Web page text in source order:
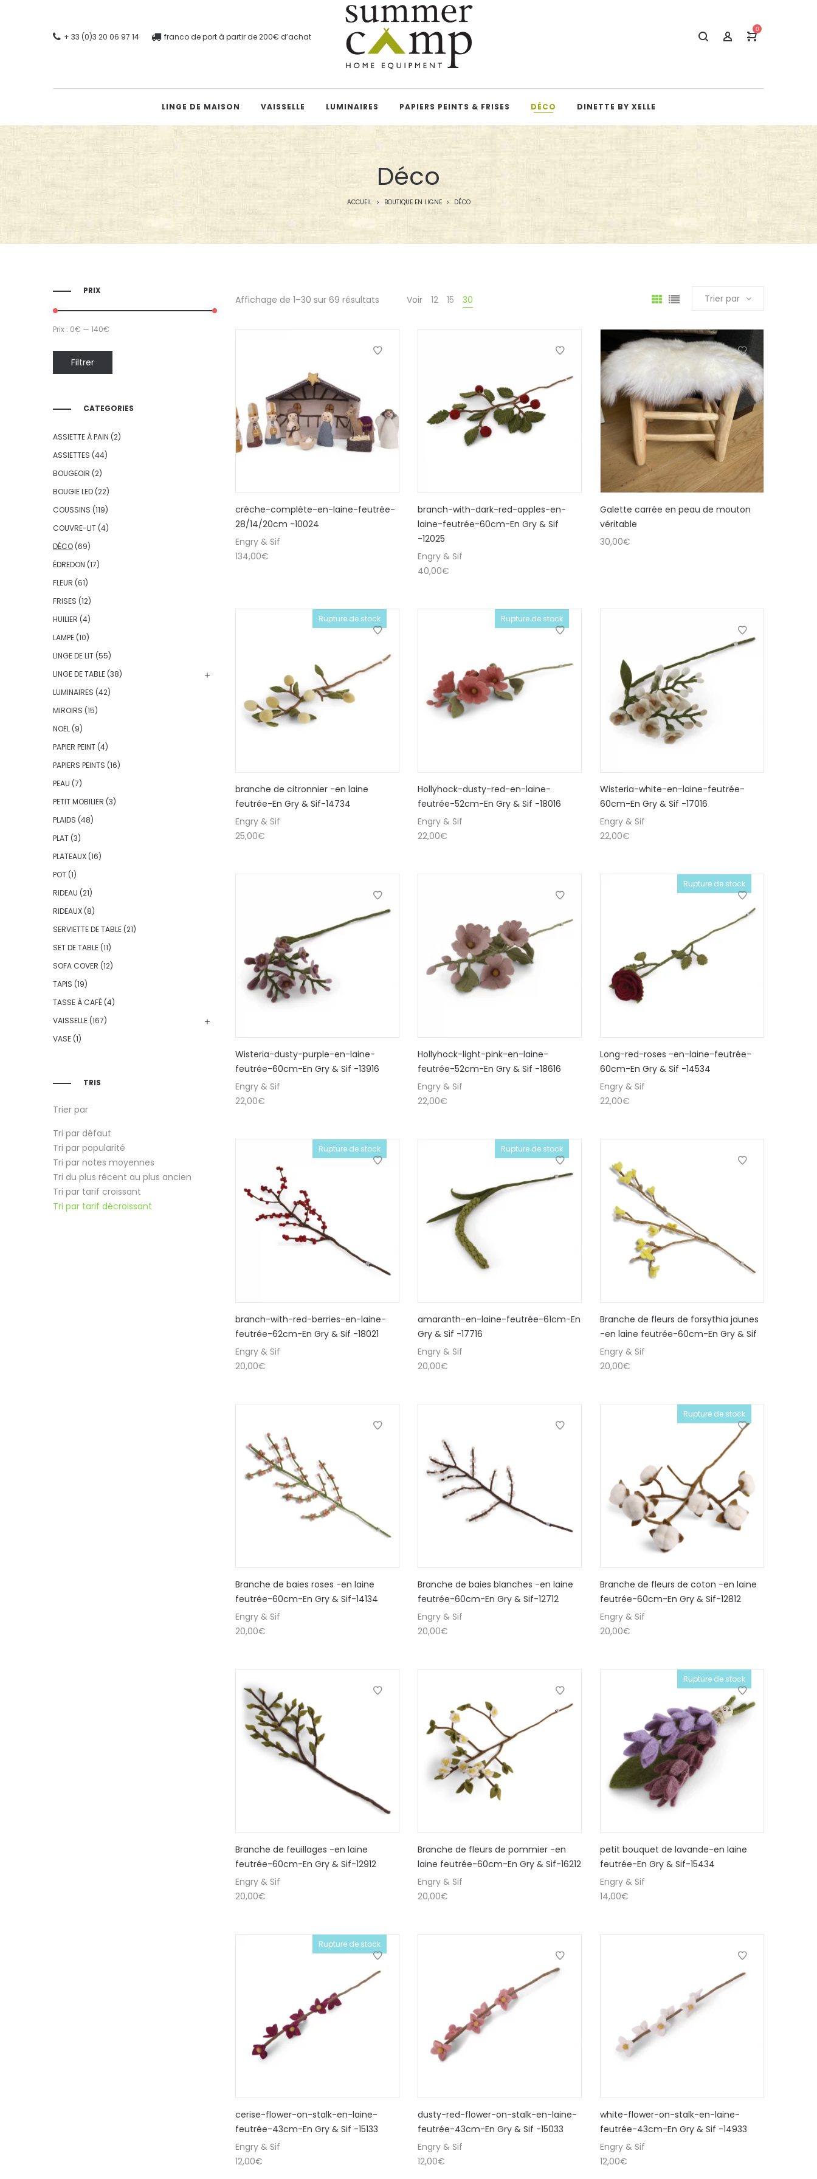
+ 33 (0)3 20 06 97 14 franco de port à partir de 200€ d’achat
0
LINGE DE MAISON VAISSELLE LUMINAIRES PAPIERS PEINTS & FRISES DÉCO DINETTE BY XELLE
Déco
ACCUEIL BOUTIQUE EN LIGNE DÉCO
Affichage de 1–30 sur 69 résultats Voir 12 15 30 Trier par
créche-complète-en-laine-feutrée-
28/14/20cm -10024
Engry & Sif
134,00€
branch-with-dark-red-apples-en-
laine-feutrée-60cm-En Gry & Sif
-12025
Engry & Sif
40,00€
Galette carrée en peau de mouton
véritable
30,00€
Rupture de stock
branche de citronnier -en laine
feutrée-En Gry & Sif-14734
Engry & Sif
25,00€
Rupture de stock
Hollyhock-dusty-red-en-laine-
feutrée-52cm-En Gry & Sif -18016
Engry & Sif
22,00€
Wisteria-white-en-laine-feutrée-
60cm-En Gry & Sif -17016
Engry & Sif
22,00€
Wisteria-dusty-purple-en-laine-
feutrée-60cm-En Gry & Sif -13916
Engry & Sif
22,00€
Hollyhock-light-pink-en-laine-
feutrée-52cm-En Gry & Sif -18616
Engry & Sif
22,00€
Rupture de stock
Long-red-roses -en-laine-feutrée-
60cm-En Gry & Sif -14534
Engry & Sif
22,00€
Rupture de stock
branch-with-red-berries-en-laine-
feutrée-62cm-En Gry & Sif -18021
Engry & Sif
20,00€
Rupture de stock
amaranth-en-laine-feutrée-61cm-En
Gry & Sif -17716
Engry & Sif
20,00€
Branche de fleurs de forsythia jaunes
-en laine feutrée-60cm-En Gry & Sif
Engry & Sif
20,00€
Branche de baies roses -en laine
feutrée-60cm-En Gry & Sif-14134
Engry & Sif
20,00€
Branche de baies blanches -en laine
feutrée-60cm-En Gry & Sif-12712
Engry & Sif
20,00€
Rupture de stock
Branche de fleurs de coton -en laine
feutrée-60cm-En Gry & Sif-12812
Engry & Sif
20,00€
Branche de feuillages -en laine
feutrée-60cm-En Gry & Sif-12912
Engry & Sif
20,00€
Branche de fleurs de pommier -en
laine feutrée-60cm-En Gry & Sif-16212
Engry & Sif
20,00€
Rupture de stock
petit bouquet de lavande-en laine
feutrée-En Gry & Sif-15434
Engry & Sif
14,00€
Rupture de stock
cerise-flower-on-stalk-en-laine-
feutrée-43cm-En Gry & Sif -15133
Engry & Sif
12,00€
dusty-red-flower-on-stalk-en-laine-
feutrée-43cm-En Gry & Sif -15033
Engry & Sif
12,00€
white-flower-on-stalk-en-laine-
feutrée-43cm-En Gry & Sif -14933
Engry & Sif
12,00€
PRIX
Filtrer
Prix : 0€ — 140€
CATEGORIES
ASSIETTE À PAIN (2)
ASSIETTES (44)
BOUGEOIR (2)
BOUGIE LED (22)
COUSSINS (119)
COUVRE-LIT (4)
DÉCO (69)
ÉDREDON (17)
FLEUR (61)
FRISES (12)
HUILIER (4)
LAMPE (10)
LINGE DE LIT (55)
LINGE DE TABLE (38)
LUMINAIRES (42)
MIROIRS (15)
NOËL (9)
PAPIER PEINT (4)
PAPIERS PEINTS (16)
PEAU (7)
PETIT MOBILIER (3)
PLAIDS (48)
PLAT (3)
PLATEAUX (16)
POT (1)
RIDEAU (21)
RIDEAUX (8)
SERVIETTE DE TABLE (21)
SET DE TABLE (11)
SOFA COVER (12)
TAPIS (19)
TASSE À CAFÉ (4)
VAISSELLE (167)
VASE (1)
TRIS
Trier par
Tri par défaut
Tri par popularité
Tri par notes moyennes
Tri du plus récent au plus ancien
Tri par tarif croissant
Tri par tarif décroissant